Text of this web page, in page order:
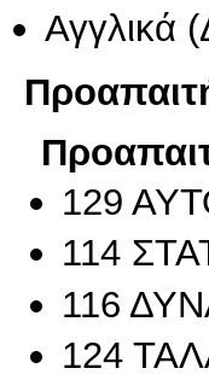
Αγγλικά
129
114
116
124